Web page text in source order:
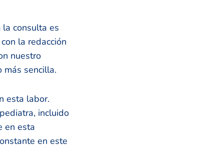
consulta es
la redacción
nuestro
más sencilla.
esta labor.
incluido
en esta
en este